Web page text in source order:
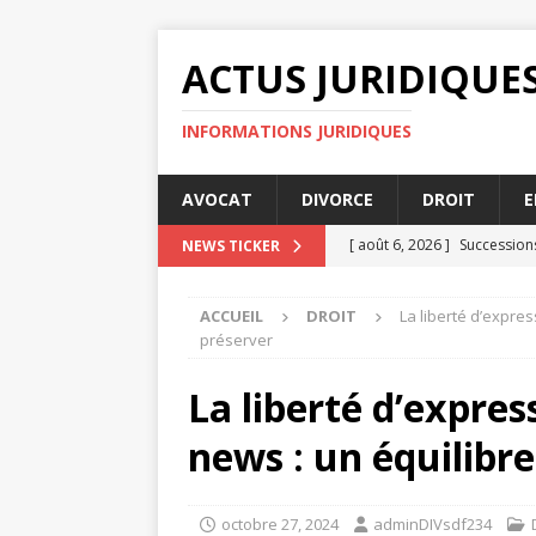
ACTUS
INFORMATIONS JURIDIQUES
AVOCAT DIVORCE DROIT
NEWS TICKER [ août 6, 2026 ]
[ août 3, 2026 ] Comment
[ août 3, 2026 ] Audience
[ août 8, 2026 ]
ACCUEIL DROIT
La liberté
préserver
La liberté
news : un
octobre 27, 2024 adminDIVsdf234